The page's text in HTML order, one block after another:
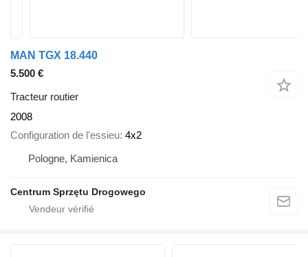
MAN TGX 18.440
5.500 €
Tracteur routier
2008
Configuration de l'essieu 4x2
Pologne, Kamienica
Centrum Sprzętu Drogowego